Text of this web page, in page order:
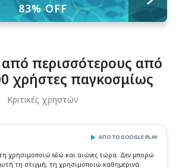
83% OFF
περισσότερους από
χρήστες παγκοσμίως
Κριτικές χρηστών
ΑΠΌ ΤΟ GOOGLE PLAY
χρησιμοποιώ εδώ και αιώνες τώρα. Δεν μπορώ
τη στιγμή, τη χρησιμοποιώ καθημερινά.